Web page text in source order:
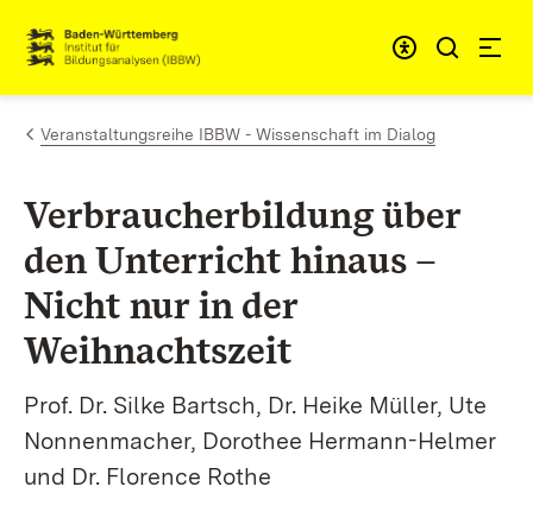
Zum Inhalt springen
Link zur Startseite
Veranstaltungsreihe IBBW - Wissenschaft im Dialog
Verbraucherbildung über
den Unterricht hinaus –
Nicht nur in der
Weihnachtszeit
Prof. Dr. Silke Bartsch, Dr. Heike Müller, Ute
Nonnenmacher, Dorothee Hermann-Helmer
und Dr. Florence Rothe